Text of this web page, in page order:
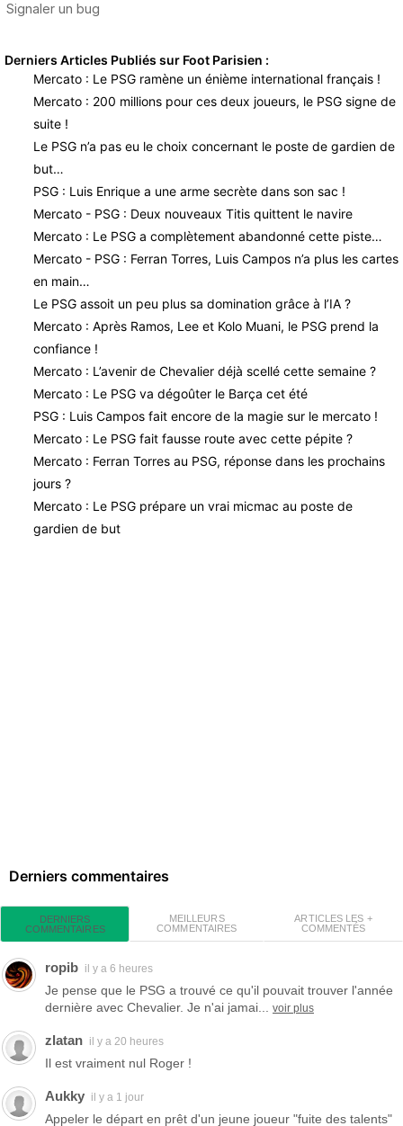
Derniers Articles Publiés sur Foot Parisien :
Mercato : Le PSG ramène un énième international français !
Mercato : 200 millions pour ces deux joueurs, le PSG signe de
suite !
Le PSG n’a pas eu le choix concernant le poste de gardien de
but…
PSG : Luis Enrique a une arme secrète dans son sac !
Mercato - PSG : Deux nouveaux Titis quittent le navire
Mercato : Le PSG a complètement abandonné cette piste…
Mercato - PSG : Ferran Torres, Luis Campos n’a plus les cartes
en main…
Le PSG assoit un peu plus sa domination grâce à l’IA ?
Mercato : Après Ramos, Lee et Kolo Muani, le PSG prend la
confiance !
Mercato : L’avenir de Chevalier déjà scellé cette semaine ?
Mercato : Le PSG va dégoûter le Barça cet été
PSG : Luis Campos fait encore de la magie sur le mercato !
Mercato : Le PSG fait fausse route avec cette pépite ?
Mercato : Ferran Torres au PSG, réponse dans les prochains
jours ?
Mercato : Le PSG prépare un vrai micmac au poste de
gardien de but
Derniers commentaires
DERNIERS
COMMENTAIRES
MEILLEURS
COMMENTAIRES
ARTICLES LES +
COMMENTÉS
ropib il y a 6 heures
Je pense que le PSG a trouvé ce qu'il pouvait trouver l'année
dernière avec Chevalier. Je n'ai jamai...
voir plus
zlatan il y a 20 heures
Il est vraiment nul Roger !
Aukky il y a 1 jour
Appeler le départ en prêt d'un jeune joueur "fuite des talents"